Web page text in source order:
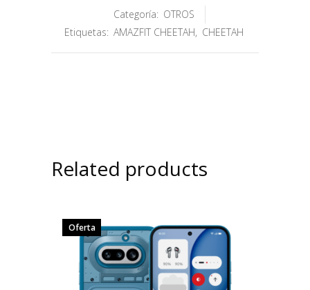
Categoría: OTROS
Etiquetas: AMAZFIT CHEETAH, CHEETAH
Related products
Oferta